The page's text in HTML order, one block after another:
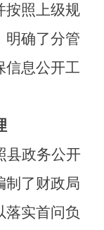
按照上级规
明确了分管
信息公开工
县政务公开
制了财政局
落实首问负